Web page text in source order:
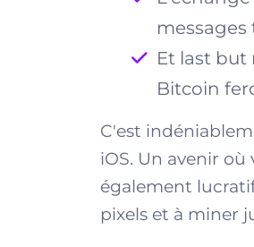
messages
Et last but
Bitcoin
C'est
iOS. Un avenir
également
pixels et à miner